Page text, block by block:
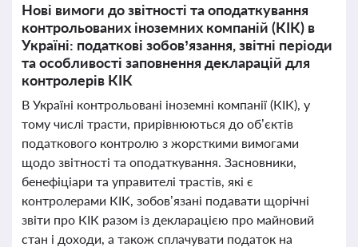
Нові вимоги до звітності та оподаткування
контрольованих іноземних компаній (КІК) в
Україні: податкові зобов’язання, звітні періоди
та особливості заповнення декларацій для
контролерів КІК
В Україні контрольовані іноземні компанії (КІК), у
тому числі трасти, прирівнюються до об’єктів
податкового контролю з жорсткими вимогами
щодо звітності та оподаткування. Засновники,
бенефіціари та управителі трастів, які є
контролерами КІК, зобов’язані подавати щорічні
звіти про КІК разом із декларацією про майновий
стан і доходи, а також сплачувати податок на